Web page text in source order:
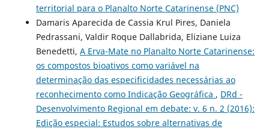
territorial para o Planalto Norte Catarinense (PNC)
Damaris Aparecida de Cassia Krul Pires, Daniela
Pedrassani, Valdir Roque Dallabrida, Eliziane Luiza
Benedetti, A Erva-Mate no Planalto Norte Catarinense:
os compostos bioativos como variável na
determinação das especificidades necessárias ao
reconhecimento como Indicação Geográfica , DRd -
Desenvolvimento Regional em debate: v. 6 n. 2 (2016):
Edição especial: Estudos sobre alternativas de